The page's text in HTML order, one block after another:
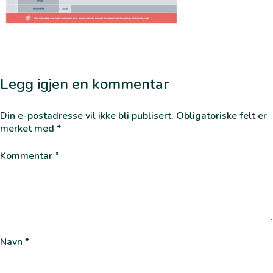
Legg igjen en kommentar
Din e-postadresse vil ikke bli publisert. Obligatoriske felt er
merket med *
Kommentar*
Navn *